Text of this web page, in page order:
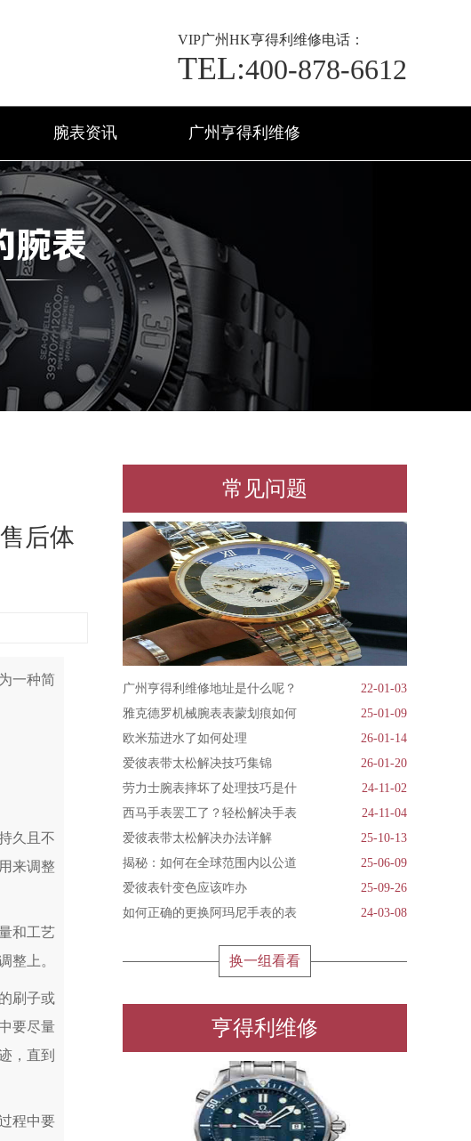
VIP广州HK亨得利维修电话：
TEL:400-878-6612
腕表资讯 广州亨得利维修
腕表
后体
一种简
久且不
来调整
和工艺
整上。
刷子或
要尽量
，直到
程中要
常见问题
广州亨得利维修地址是什么呢？
22-01-03
雅克德罗机械腕表表蒙划痕如何
25-01-09
欧米茄进水了如何处理
26-01-14
爱彼表带太松解决技巧集锦
26-01-20
劳力士腕表摔坏了处理技巧是什
24-11-02
西马手表罢工了？轻松解决手表
24-11-04
爱彼表带太松解决办法详解
25-10-13
揭秘：如何在全球范围内以公道
25-06-09
爱彼表针变色应该咋办
25-09-26
如何正确的更换阿玛尼手表的表
24-03-08
换一组看看
亨得利维修